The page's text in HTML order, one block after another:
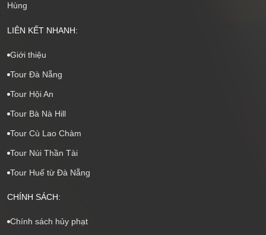
Hùng
LIÊN KẾT NHANH:
Giới thiệu
Tour Đà Nẵng
Tour Hội An
Tour Bà Nà Hill
Tour Cù Lao Chàm
Tour Núi Thần Tài
Tour Huế từ Đà Nẵng
CHÍNH SÁCH:
Chính sách hủy phạt